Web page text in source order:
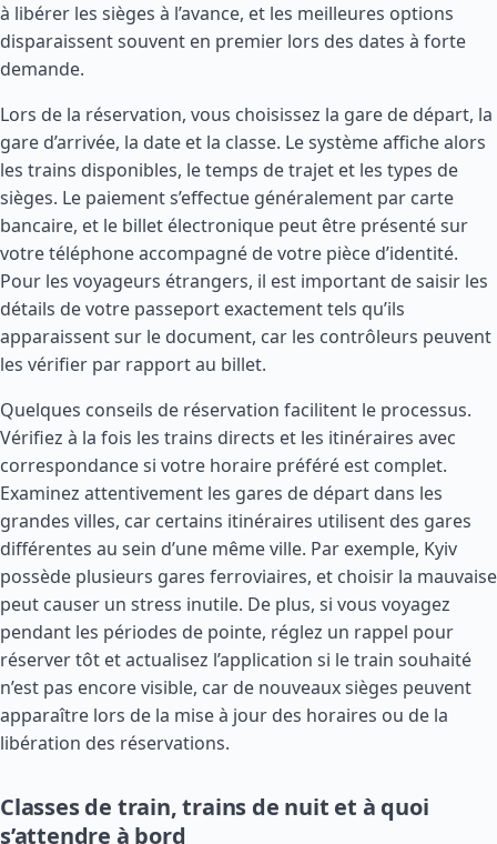
à libérer les sièges à l’avance, et les meilleures options
disparaissent souvent en premier lors des dates à forte
demande.
Lors de la réservation, vous choisissez la gare de départ, la
gare d’arrivée, la date et la classe. Le système affiche alors
les trains disponibles, le temps de trajet et les types de
sièges. Le paiement s’effectue généralement par carte
bancaire, et le billet électronique peut être présenté sur
votre téléphone accompagné de votre pièce d’identité.
Pour les voyageurs étrangers, il est important de saisir les
détails de votre passeport exactement tels qu’ils
apparaissent sur le document, car les contrôleurs peuvent
les vérifier par rapport au billet.
Quelques conseils de réservation facilitent le processus.
Vérifiez à la fois les trains directs et les itinéraires avec
correspondance si votre horaire préféré est complet.
Examinez attentivement les gares de départ dans les
grandes villes, car certains itinéraires utilisent des gares
différentes au sein d’une même ville. Par exemple, Kyiv
possède plusieurs gares ferroviaires, et choisir la mauvaise
peut causer un stress inutile. De plus, si vous voyagez
pendant les périodes de pointe, réglez un rappel pour
réserver tôt et actualisez l’application si le train souhaité
n’est pas encore visible, car de nouveaux sièges peuvent
apparaître lors de la mise à jour des horaires ou de la
libération des réservations.
Classes de train, trains de nuit et à quoi
s’attendre à bord